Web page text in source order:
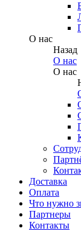
О нас
Назад
О нас
О нас
Доставка
Оплата
Что нужно
Партнеры
Контакты